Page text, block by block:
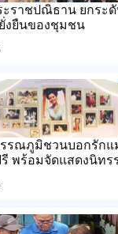
ราชปณิธาน ยกระ
งยืนของชุมชน
รณภูมิชวนบอกรักแ
พร้อมจัดแสดงนิทร